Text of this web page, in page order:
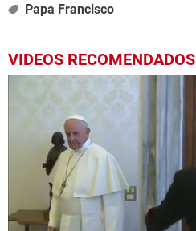
Papa Francisco
VIDEOS RECOMENDADOS